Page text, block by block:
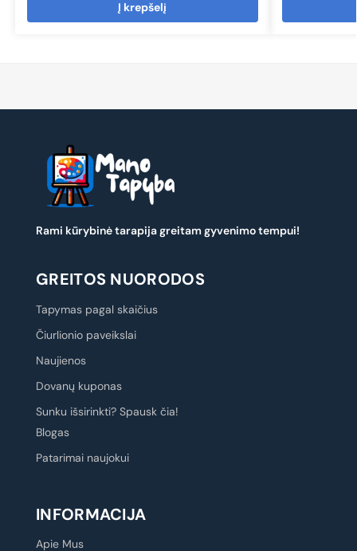
Į krepšelį
Rami kūrybinė tarapija greitam gyvenimo tempui!
GREITOS NUORODOS
Tapymas pagal skaičius
Čiurlionio paveikslai
Naujienos
Dovanų kuponas
Sunku išsirinkti? Spausk čia!
Blogas
Patarimai naujokui
INFORMACIJA
Apie Mus